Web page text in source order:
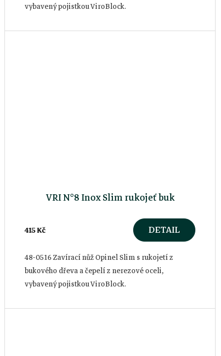
vybavený pojistkou ViroBlock.
VRI N°8 Inox Slim rukojeť buk
415 Kč DETAIL
48-0516 Zavírací nůž Opinel Slim s rukojetí z
bukového dřeva a čepelí z nerezové oceli,
vybavený pojistkou ViroBlock.